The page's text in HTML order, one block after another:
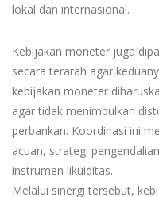
lokal dan internasional.
Kebijakan moneter juga
secara terarah agar
kebijakan moneter
agar tidak menimbulkan
perbankan. Koordinasi ini
acuan, strategi
instrumen likuiditas.
Melalui sinergi tersebut,